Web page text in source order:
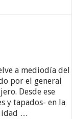
a mediodía del
por el general
Desde ese
y tapados- en la
…